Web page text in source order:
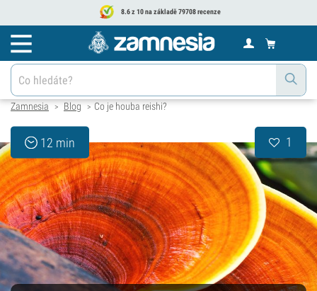
8.6 z 10 na základě 79708 recenze
Zamnesia > Blog > Co je houba reishi?
12 min 1